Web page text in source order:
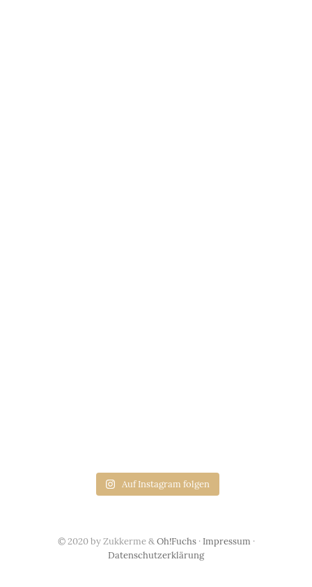
Auf Instagram folgen
© 2020 by Zukkerme &Oh!Fuchs· Impressum ·
Datenschutzerklärung